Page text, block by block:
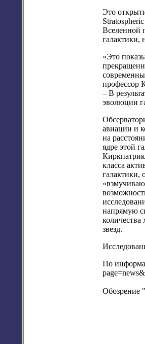
Это
Вселенной
галактики,
«Это
профессор
– В
эволюции
авиации и
на
ядре этой
класса
галактики,
напрямую
количества
звезд.
По
Обозрение "